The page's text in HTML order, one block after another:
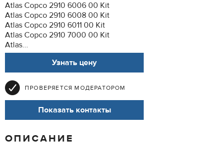
Atlas Copco 2910 6006 00 Kit
Atlas Copco 2910 6008 00 Kit
Atlas Copco 2910 6011 00 Kit
Atlas Copco 2910 7000 00 Kit
Atlas...
Узнать цену
ПРОВЕРЯЕТСЯ МОДЕРАТОРОМ
Показать контакты
ОПИСАНИЕ